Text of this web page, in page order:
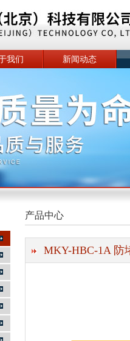
我们 新闻动态
产品中心
MKY-HBC-1A 防